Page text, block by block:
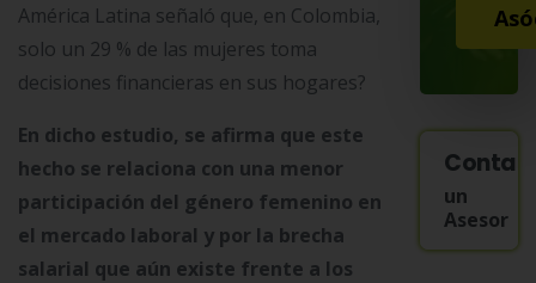
América Latina señaló que, en Colombia,
solo un 29 % de las mujeres toma
decisiones financieras en sus hogares?
En dicho estudio, se afirma que este
hecho se relaciona con una menor
participación del género femenino en
el mercado laboral y por la brecha
salarial que aún existe frente a los
un
Asesor